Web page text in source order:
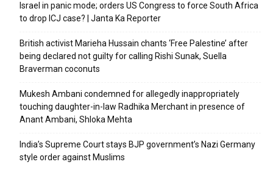
Israel in panic mode; orders US Congress to force South Africa
to drop ICJ case? | Janta Ka Reporter
British activist Marieha Hussain chants ‘Free Palestine’ after
being declared not guilty for calling Rishi Sunak, Suella
Braverman coconuts
Mukesh Ambani condemned for allegedly inappropriately
touching daughter-in-law Radhika Merchant in presence of
Anant Ambani, Shloka Mehta
India’s Supreme Court stays BJP government’s Nazi Germany
style order against Muslims